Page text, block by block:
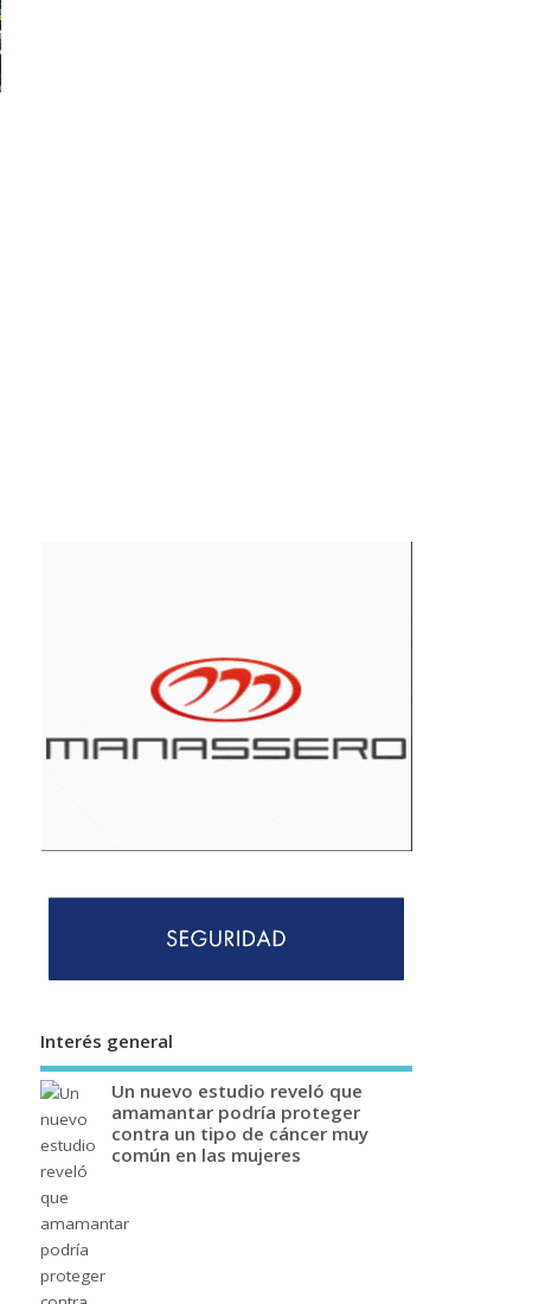
Interés general
Un nuevo estudio reveló que
amamantar podría proteger
contra un tipo de cáncer muy
común en las mujeres